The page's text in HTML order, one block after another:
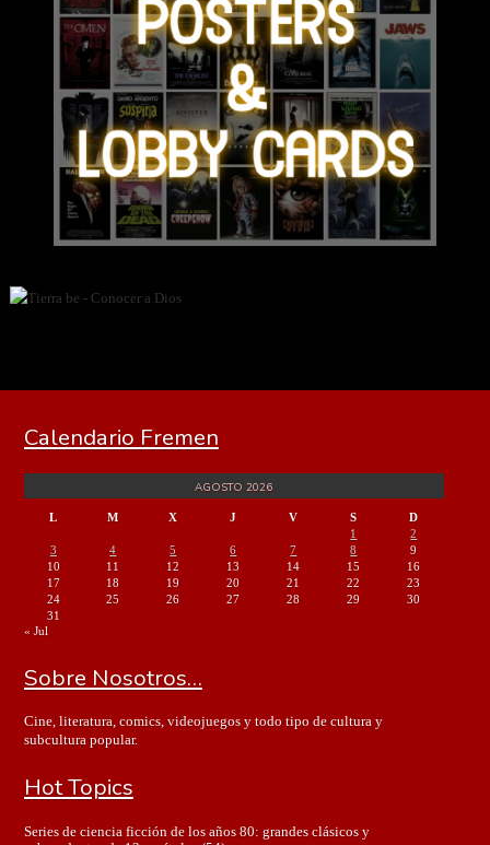
Calendario Fremen
AGOSTO 2026
L M X J V S
D
1
2
3
4 5 6 7 8
9
10
11 12 13 14 15
16
17
18 19 20 21 22
23
24
25 26 27 28 29
30
31
« Jul
Sobre Nosotros…
Cine, literatura, comics, videojuegos y todo tipo de cultura y
subcultura popular.
Hot Topics
Series de ciencia ficción de los años 80: grandes clásicos y